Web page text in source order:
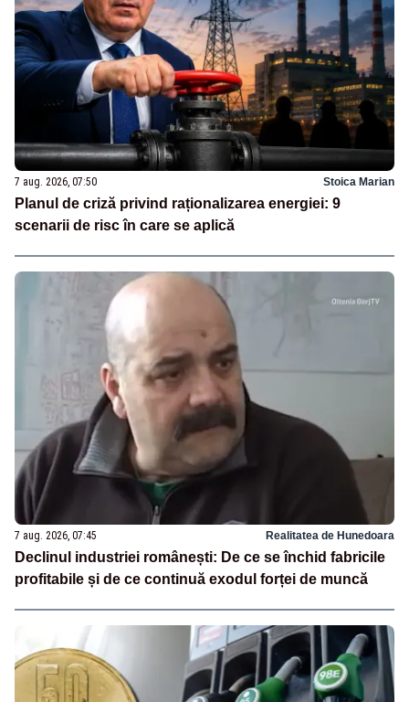
7 aug. 2026, 07:50 Stoica Marian
Planul de criză privind raționalizarea energiei: 9
scenarii de risc în care se aplică
7 aug. 2026, 07:45 Realitatea de Hunedoara
Declinul industriei românești: De ce se închid fabricile
profitabile și de ce continuă exodul forței de muncă